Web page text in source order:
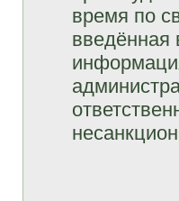
время по
введённая